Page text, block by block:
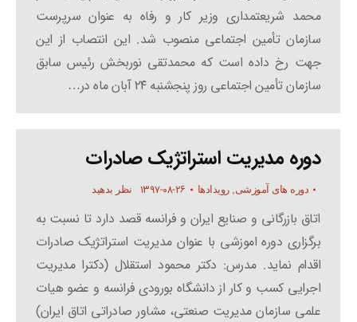
محمد شریعتمداری وزیر کار و رفاه به عنوان سرپرست
سازمان تأمین اجتماعی منصوب شد. این انتصاب از این
جهت رخ داده است که محمدتقی نوربخش رئیس سابق
سازمان تأمین اجتماعی روز پنجشنبه ۲۴ آبان ماه در…
دوره مدیریت استراتژیک صادرات
دوره های آموزشی,رویدادها ۱۳۹۷-۰۸-۲۶ نظر بدهید
اتاق بازرگانی و صنایع ایران و فرانسه قصد دارد تا نسبت به
برگزاری دوره اموزشی با عنوان مدیریت استراتژیک صادرات
اقدام نماید. مدرس: دکتر محمود استقلال (دکترا مدیریت
اجرایی کسب و کار از دانشگاه بورودی فرانسه و عضو هیات
علمی سازمان مدیریت صنعتی، مشاور صادراتی اتاق ایران)